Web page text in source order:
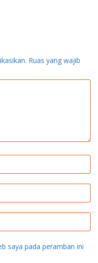
Ruas yang wajib
saya pada peramban ini